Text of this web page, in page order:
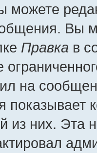
Вы
Правка в
на
показывает
из них. Эта